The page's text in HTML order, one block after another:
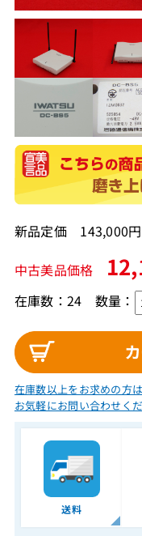
新品定価 143,000円
中古美品価格
在庫数：24 数量：
在庫数以上をお求めの方は
お気軽にお問い合わせく
送料